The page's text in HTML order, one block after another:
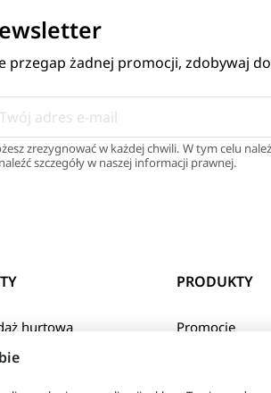
przegap żadnej promocji, zdobywaj
zrezygnować w każdej chwili. W tym celu
szczegóły w naszej informacji prawnej.
hurtowa
Prywatnosci
PRODUKTY
Promocje